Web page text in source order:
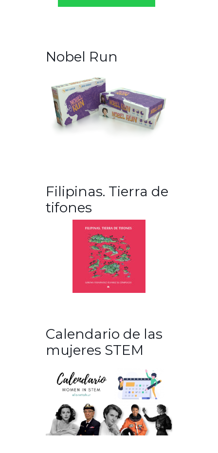
Nobel Run
Filipinas. Tierra de
tifones
Calendario de las
mujeres STEM